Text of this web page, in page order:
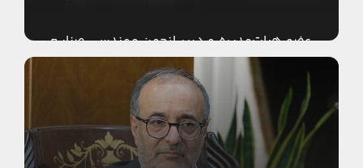
عضو هیات‌مدیره و دبیر انجمن مهندسی صنایع
ایران: مراسم گرامیداشت بیست و پنجمین سالگرد
تأسیس انجمن مهندسی صنایع ایران در مهرماه
برگزار می‌گردد. سیدمهدی حمزوی […]